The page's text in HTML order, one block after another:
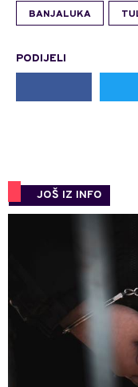
BANJALUKA
PODIJELI
JOŠ IZ INFO